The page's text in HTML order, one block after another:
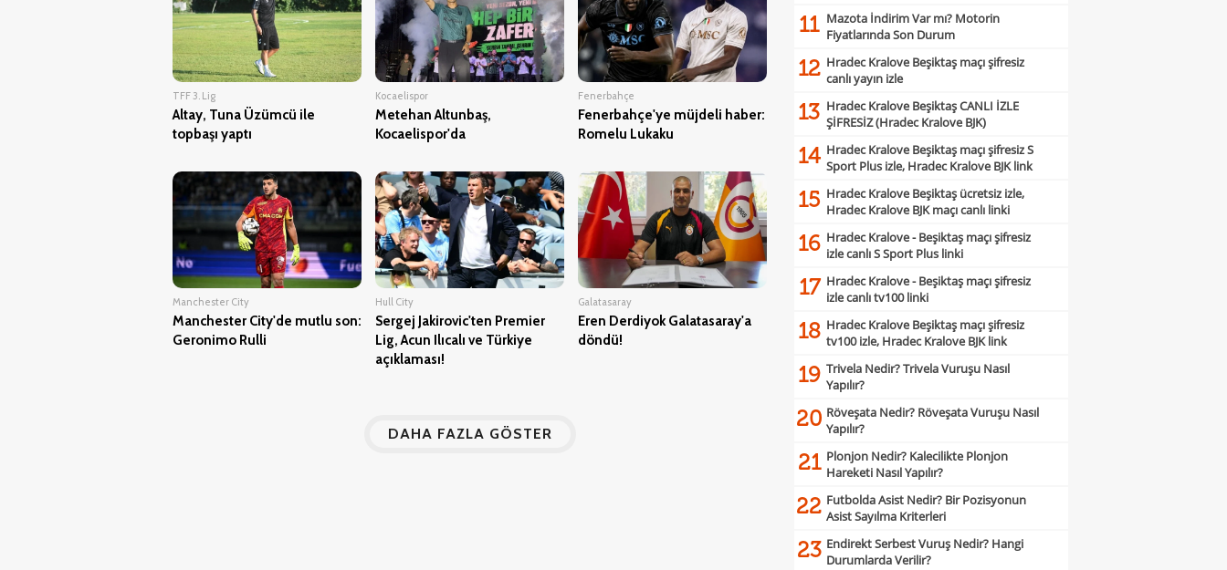
TFF 3. Lig
Altay, Tuna Üzümcü ile
topbaşı yaptı
Kocaelispor
Metehan Altunbaş,
Kocaelispor'da
Fenerbahçe
Fenerbahçe'ye müjdeli haber:
Romelu Lukaku
Manchester City
Manchester City'de mutlu son:
Geronimo Rulli
Hull City
Sergej Jakirovic'ten Premier
Lig, Acun Ilıcalı ve Türkiye
açıklaması!
Galatasaray
Eren Derdiyok Galatasaray'a
döndü!
DAHA FAZLA GÖSTER
11 Mazota İndirim Var mı? Motorin
Fiyatlarında Son Durum
12 Hradec Kralove Beşiktaş maçı şifresiz
canlı yayın izle
13 Hradec Kralove Beşiktaş CANLI İZLE
ŞİFRESİZ (Hradec Kralove BJK)
14 Hradec Kralove Beşiktaş maçı şifresiz S
Sport Plus izle, Hradec Kralove BJK link
15 Hradec Kralove Beşiktaş ücretsiz izle,
Hradec Kralove BJK maçı canlı linki
16 Hradec Kralove - Beşiktaş maçı şifresiz
izle canlı S Sport Plus linki
17 Hradec Kralove - Beşiktaş maçı şifresiz
izle canlı tv100 linki
18 Hradec Kralove Beşiktaş maçı şifresiz
tv100 izle, Hradec Kralove BJK link
19 Trivela Nedir? Trivela Vuruşu Nasıl
Yapılır?
20 Röveşata Nedir? Röveşata Vuruşu Nasıl
Yapılır?
21 Plonjon Nedir? Kalecilikte Plonjon
Hareketi Nasıl Yapılır?
22 Futbolda Asist Nedir? Bir Pozisyonun
Asist Sayılma Kriterleri
23 Endirekt Serbest Vuruş Nedir? Hangi
Durumlarda Verilir?